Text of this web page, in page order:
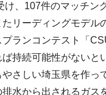
、107件のマッチ
リーディングモデ
ランコンテスト「
持続可能性がない
さしい埼玉県を作
水から出されるガ